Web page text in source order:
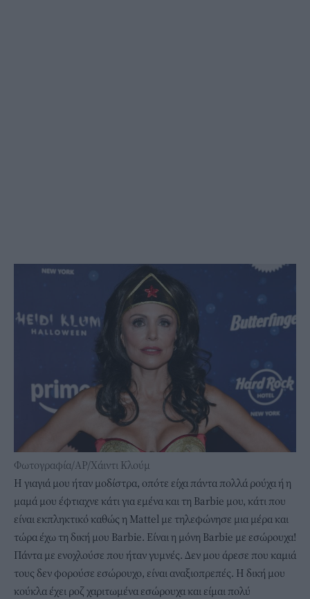
Φωτογραφία/AP/Χάιντι Κλούμ
Η γιαγιά μου ήταν μοδίστρα, οπότε είχα πάντα πολλά ρούχα ή η
μαμά μου έφτιαχνε κάτι για εμένα και τη Barbie μου, κάτι που
είναι εκπληκτικό καθώς η Mattel με τηλεφώνησε μια μέρα και
τώρα έχω τη δική μου Barbie. Είναι η μόνη Barbie με εσώρουχα!
Πάντα με ενοχλούσε που ήταν γυμνές. Δεν μου άρεσε που καμιά
τους δεν φορούσε εσώρουχο, είναι αναξιοπρεπές. Η δική μου
κούκλα έχει ροζ χαριτωμένα εσώρουχα και είμαι πολύ